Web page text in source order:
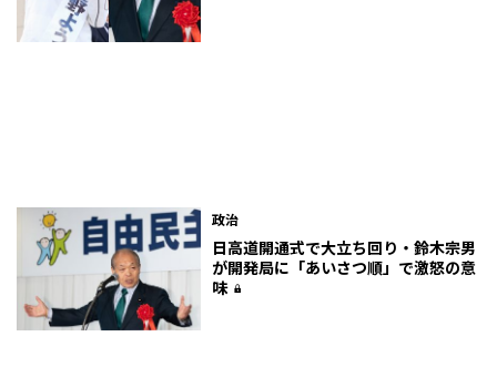
政治
日高道開通式で大立ち回り・鈴木宗男
が開発局に「あいさつ順」で激怒の意
味